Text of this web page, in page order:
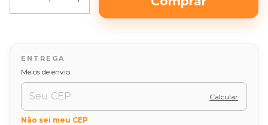
Entregas para o CEP:
Meios de envio
Calcular
Não sei meu CEP